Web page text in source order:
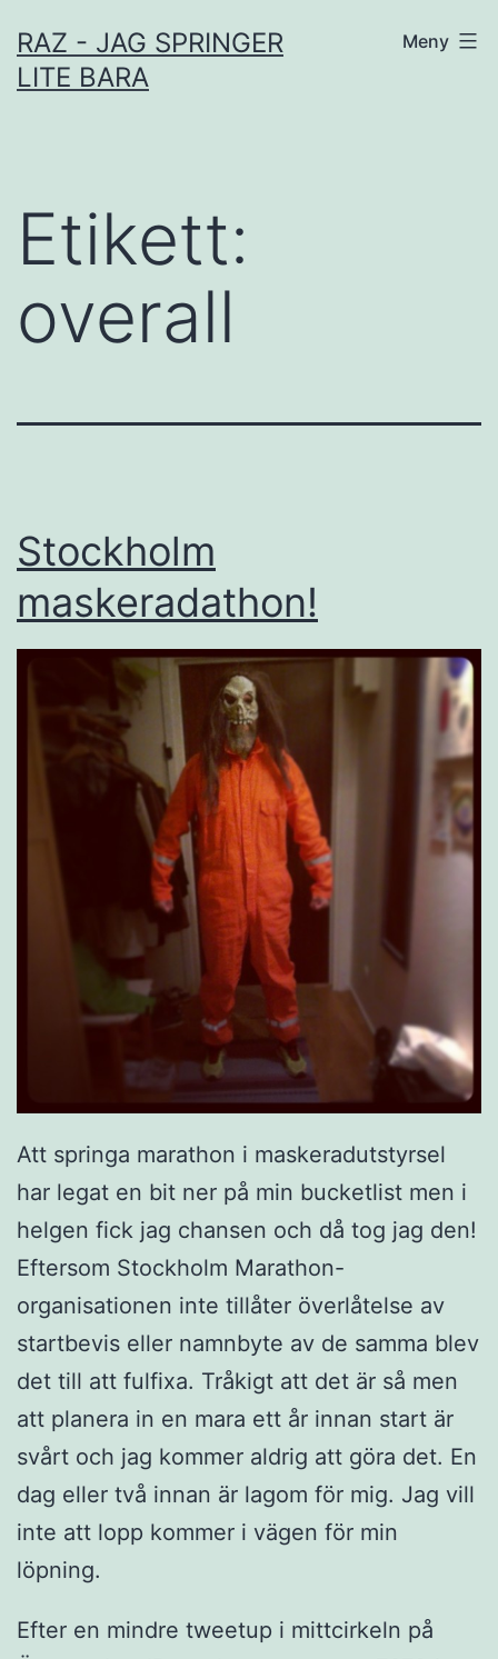
till
innehåll
RAZ - JAG SPRINGER
LITE BARA
Meny
Etikett:
overall
Stockholm
maskeradathon!
Att springa marathon i maskeradutstyrsel
har legat en bit ner på min bucketlist men i
helgen fick jag chansen och då tog jag den!
Eftersom Stockholm Marathon-
organisationen inte tillåter överlåtelse av
startbevis eller namnbyte av de samma blev
det till att fulfixa. Tråkigt att det är så men
att planera in en mara ett år innan start är
svårt och jag kommer aldrig att göra det. En
dag eller två innan är lagom för mig. Jag vill
inte att lopp kommer i vägen för min
löpning.
Efter en mindre tweetup i mittcirkeln på